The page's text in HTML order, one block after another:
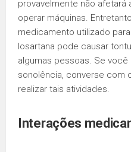
provavelmente não afetará
operar máquinas.
medicamento utilizado
losartana pode causar
algumas pessoas. Se
sonolência, converse com
realizar tais atividades.
Interações